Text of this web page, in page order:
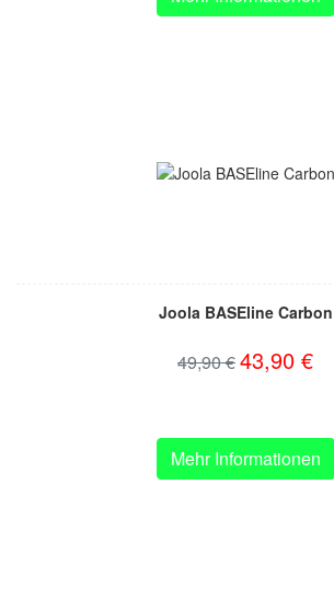
Joola BASEline Carbon
49,90 €43,90 €
Mehr Informationen